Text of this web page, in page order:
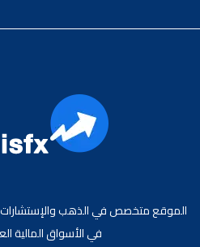
الموقع متخصص في الذهب والإستشارات
في الأسواق المالية